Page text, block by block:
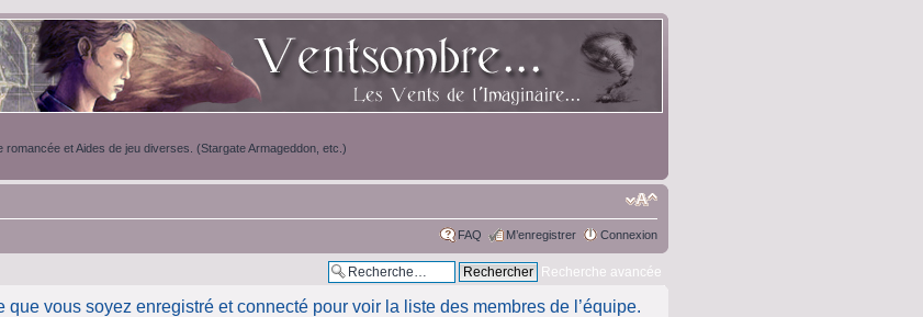
romancée et Aides de jeu diverses. (Stargate Armageddon, etc.)
FAQ M’enregistrer Connexion
Recherche avancée
que vous soyez enregistré et connecté pour voir la liste des membres de l’équipe.